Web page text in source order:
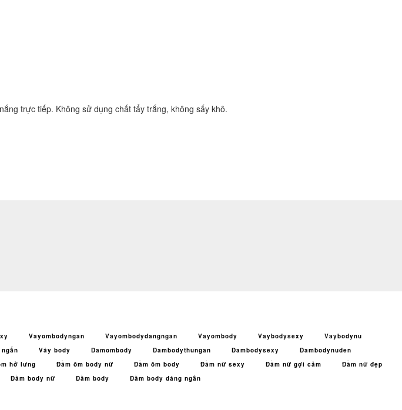
trực tiếp. Không sử dụng chất tẩy trắng, không sấy khô.
Vayombodyngan Vayombodydangngan Vayombody Vaybodysexy
Vaybodynu
Váy body Damombody Dambodythungan Dambodysexy
Dambodynuden
hở lưng Đầm ôm body nữ Đầm ôm body Đầm nữ sexy Đầm nữ gợi cảm
Đầm nữ đẹp
Đầm body nữ Đầm body Đầm body dáng ngắn